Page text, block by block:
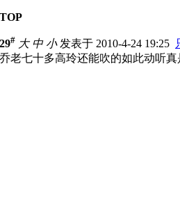
TOP
29# 大 中 小发表于 2010-4-24 19:25
乔老七十多高玲还能吹的如此动听